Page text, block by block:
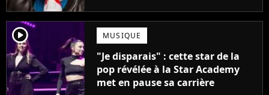
player2 MUSIQUE
"Je disparais" : cette star de la
pop révélée à la Star Academy
met en pause sa carrière